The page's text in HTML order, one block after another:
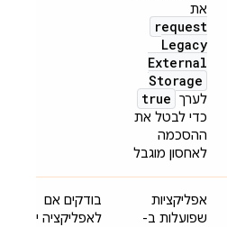
את
request
Legacy
External
Storage
לערך true
כדי לבטל את
ההסכמה
לאחסון מוגבל
אפליקציות
שפועלות ב-
בודקים אם
לאפליקציה יש